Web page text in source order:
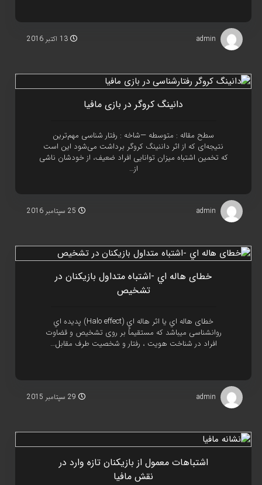
admin 13 اکتبر 2016
دانينگ کروگر در بازی مافيا
سطح مقاله : متوسطه —شاخه : رفتار شناسی مهم‌ترین
نتیجه‌ای که از اثر داننینگ کروگر برداشت می‌شود این است
که تخمین اشتباه میزان توانایی افراد ضعیف، از خودشان ناشی
از…
admin 25 سپتامبر 2016
خطای هاله اي -اشتباه متداول بازيکنان در
تشخيص
خطای هاله اي يا اثر هاله اي (Halo effect) پديده اي
روانشناسی ميباشد که مستقيماً بر روی تشخيص و قضاوت
افراد در شناخت هويت ، رفتار و شخصيت طرف مقابل…
admin 29 سپتامبر 2015
اشتباهات معمول از بازيکنان تازه وارد در
نقش مافيا